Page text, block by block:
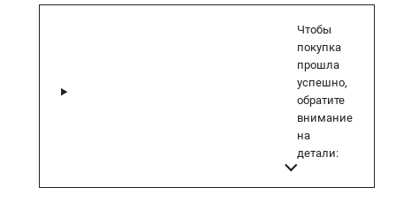
Чтобы
покупка
прошла
успешно,
обратите
внимание
на
детали: